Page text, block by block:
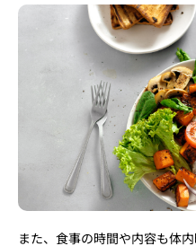
また、食事の時間や内容も体